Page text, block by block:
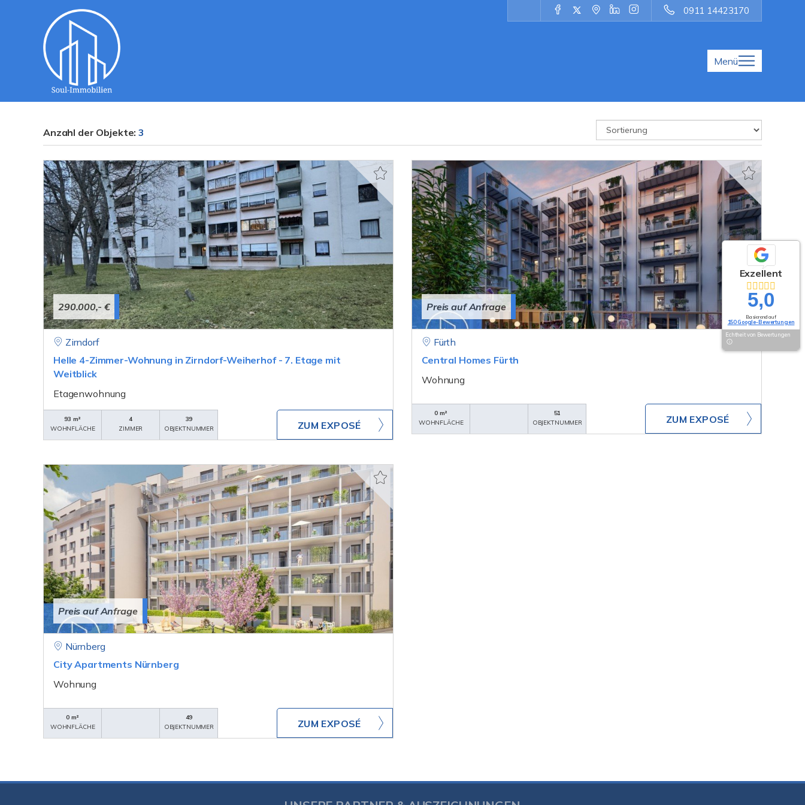
0911 14423170
Menü
Anzahl der Objekte:3
290.000,- €
Zirndorf
Helle 4-Zimmer-Wohnung in Zirndorf-Weiherhof - 7. Etage mit
Weitblick
Etagenwohnung
93 m²
WOHNFLÄCHE
4
ZIMMER
39
OBJEKTNUMMER
ZUM EXPOSÉ
Preis auf Anfrage
Fürth
Central Homes Fürth
Wohnung
0 m²
WOHNFLÄCHE
51
OBJEKTNUMMER
ZUM EXPOSÉ
Preis auf Anfrage
Nürnberg
City Apartments Nürnberg
Wohnung
0 m²
WOHNFLÄCHE
49
OBJEKTNUMMER
ZUM EXPOSÉ
Exzellent
5,0
Basierend auf
150 Google-Bewertungen
Echtheit von Bewertungen